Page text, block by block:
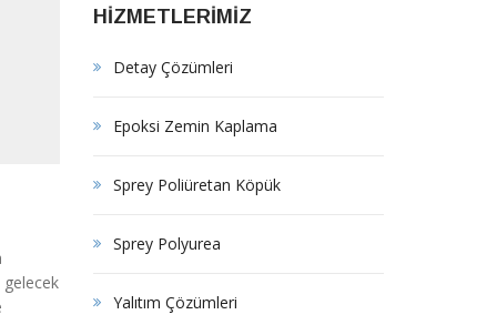
HİZMETLERİMİZ
Detay Çözümleri
Epoksi Zemin Kaplama
Sprey Poliüretan Köpük
Sprey Polyurea
Yalıtım Çözümleri